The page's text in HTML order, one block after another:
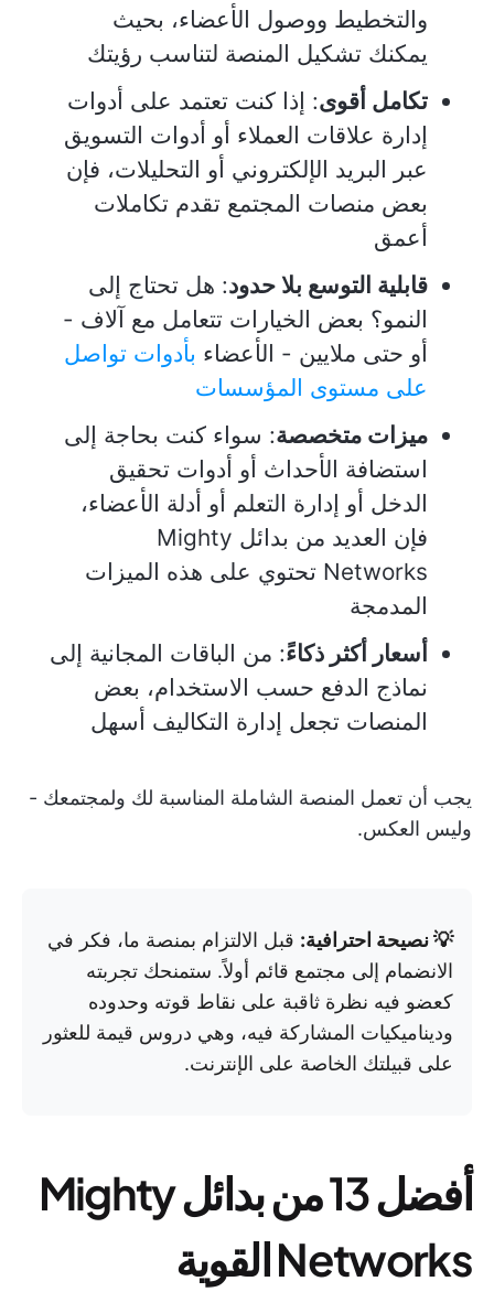
والتخطيط ووصول الأعضاء، بحيث
يمكنك تشكيل المنصة لتناسب رؤيتك
تكامل أقوى: إذا كنت تعتمد على أدوات
إدارة علاقات العملاء أو أدوات التسويق
عبر البريد الإلكتروني أو التحليلات، فإن
بعض منصات المجتمع تقدم تكاملات
أعمق
قابلية التوسع بلا حدود: هل تحتاج إلى
النمو؟ بعض الخيارات تتعامل مع آلاف -
أو حتى ملايين - الأعضاء بأدوات تواصل
على مستوى المؤسسات
ميزات متخصصة: سواء كنت بحاجة إلى
استضافة الأحداث أو أدوات تحقيق
الدخل أو إدارة التعلم أو أدلة الأعضاء،
فإن العديد من بدائل Mighty
Networks تحتوي على هذه الميزات
المدمجة
أسعار أكثر ذكاءً: من الباقات المجانية إلى
نماذج الدفع حسب الاستخدام، بعض
المنصات تجعل إدارة التكاليف أسهل
يجب أن تعمل المنصة الشاملة المناسبة لك ولمجتمعك -
وليس العكس.
💡 نصيحة احترافية: قبل الالتزام بمنصة ما، فكر في
الانضمام إلى مجتمع قائم أولاً. ستمنحك تجربته
كعضو فيه نظرة ثاقبة على نقاط قوته وحدوده
وديناميكيات المشاركة فيه، وهي دروس قيمة للعثور
على قبيلتك الخاصة على الإنترنت.
أفضل 13 من بدائل Mighty
Networks القوية